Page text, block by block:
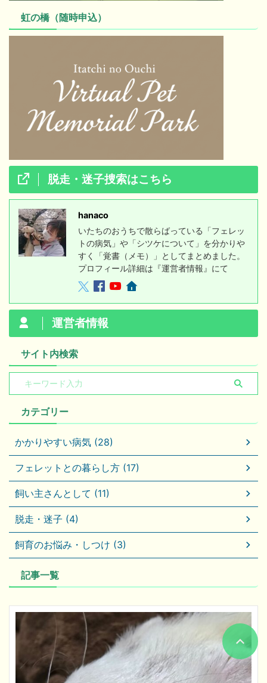
虹の橋（随時申込）
脱走・迷子捜索はこちら
hanaco
いたちのおうちで散らばっている「フェレッ
トの病気」や「シツケについて」を分かりや
すく「覚書（メモ）」としてまとめました。
プロフィール詳細は『運営者情報』にて
運営者情報
サイト内検索
カテゴリー
かかりやすい病気 (28)
フェレットとの暮らし方 (17)
飼い主さんとして (11)
脱走・迷子 (4)
飼育のお悩み・しつけ (3)
記事一覧